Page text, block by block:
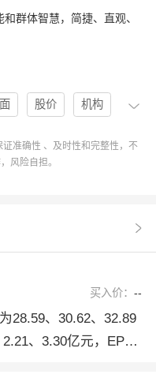
群体智慧，简捷、直观、
股价 机构
员工持股计划
准确性 、及时性和完整性，不
风险自担。
买入价：--
28.59、30.62、32.89
、3.30亿元，EPS